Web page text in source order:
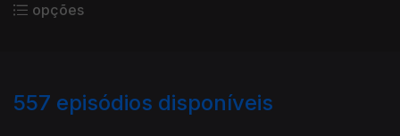
opções
557 episódios disponíveis